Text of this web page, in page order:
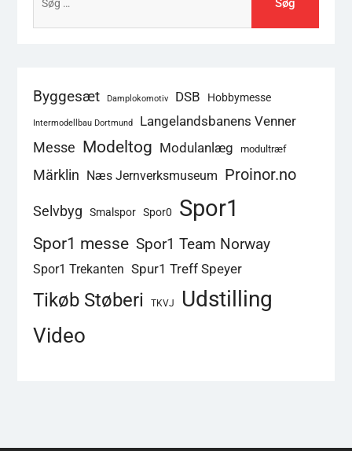
efter:
Byggesæt Damplokomotiv DSB Hobbymesse
Intermodellbau Dortmund
Langelandsbanens Venner
Messe Modeltog Modulanlæg modultræf
Märklin Næs Jernverksmuseum Proinor.no
Selvbyg Smalspor Spor0 Spor1
Spor1 messe Spor1 Team Norway
Spor1 Trekanten Spur1 Treff Speyer
Tikøb Støberi TKVJ Udstilling
Video